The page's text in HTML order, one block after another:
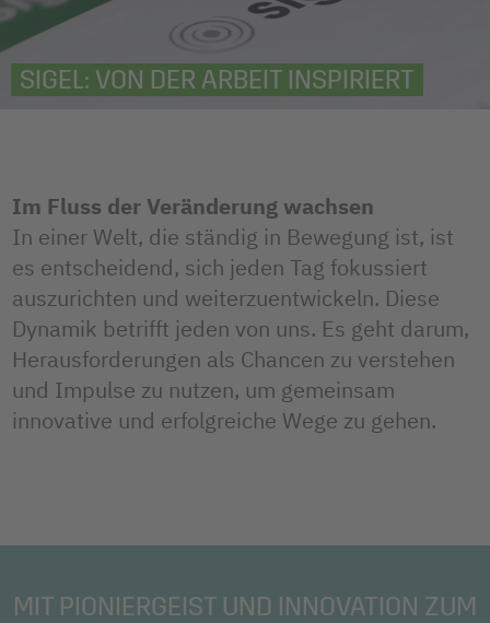
SIGEL: VON DER ARBEIT INSPIRIERT
Im Fluss der Veränderung wachsen
In einer Welt, die ständig in Bewegung ist, ist
es entscheidend, sich jeden Tag fokussiert
auszurichten und weiterzuentwickeln. Diese
Dynamik betrifft jeden von uns. Es geht darum,
Herausforderungen als Chancen zu verstehen
und Impulse zu nutzen, um gemeinsam
innovative und erfolgreiche Wege zu gehen.
MIT PIONIERGEIST UND INNOVATION ZUM